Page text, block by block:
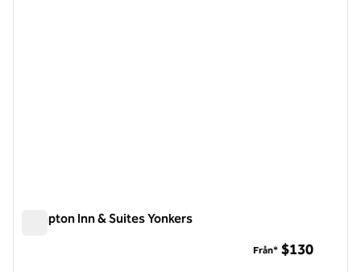
Hampton Inn & Suites Yonkers
Från* $130